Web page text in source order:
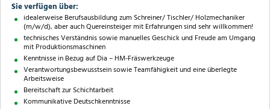
Sie verfügen über:
idealerweise Berufsausbildung zum Schreiner/ Tischler/ Holzmechaniker
(m/w/d), aber auch Quereinsteiger mit Erfahrungen sind sehr willkommen!
technisches Verständnis sowie manuelles Geschick und Freude am Umgang
mit Produktionsmaschinen
Kenntnisse in Bezug auf Dia – HM-Fräswerkzeuge
Verantwortungsbewusstsein sowie Teamfähigkeit und eine überlegte
Arbeitsweise
Bereitschaft zur Schichtarbeit
Kommunikative Deutschkenntnisse